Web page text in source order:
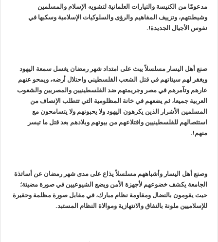
مدعومًا من الكنيسة والتيارات العلمانية لتشويه الإسلام والمسلمين
وشيطنتهم، وتزييف المفاهيم والرؤى والسلوكيات الإسلامية وسكبها في
نفوس الأجيال الجديدة!.
صنع أهل اليسار مسلسلاً يبث على امتداد شهر رمضان يغسل سمعة اليهود
ويغفر لهم سيئاتهم في قتل الشعب الفلسطيني واحتلال أرضه، ويمحو عنهم
عارهم وتآمرهم في مصر وجريمتهم ضد الفلسطينيين والمصريين والشعوب
العربية جميعا، ثم يضعهم في خانة المظلومية التي تتطلب الإنصاف من
المسلمين الأشرار الذين يكرهون اليهود ولا يحبونهم ولا يتسامحون مع
استئصالهم للفلسطينيين واقتلاعهم من بيوتهم وبلادهم بعد قتل ما تيسر
منهم!.
وصنع أهل اليسار وأشباههم مسلسلاً يذاع على مدى شهر رمضان عن أساتذة
الجامعة يكشف خضوعهم لأجهزة الأمن ويضع الشيوعيين في صورة مضيئة؛
حيث يقومون بالنضال ومقاومة نظام مبارك، في مقابل صورة مظلمة وحقيرة
للإسلاميين ملونة بالنفاق والانتهازية وموالاة النظام المستبد.